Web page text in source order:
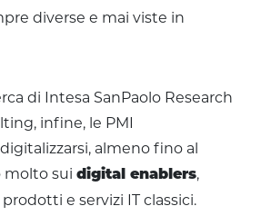
diverse e mai viste in
di Intesa SanPaolo Research
infine, le PMI
almeno fino al
molto sui digital enablers,
e servizi IT classici.